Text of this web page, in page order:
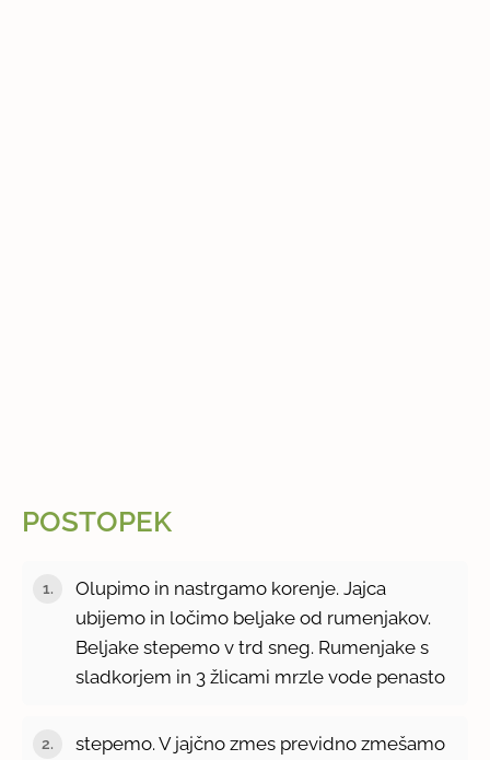
POSTOPEK
Olupimo in nastrgamo korenje. Jajca
ubijemo in ločimo beljake od rumenjakov.
Beljake stepemo v trd sneg. Rumenjake s
sladkorjem in 3 žlicami mrzle vode penasto
stepemo. V jajčno zmes previdno zmešamo